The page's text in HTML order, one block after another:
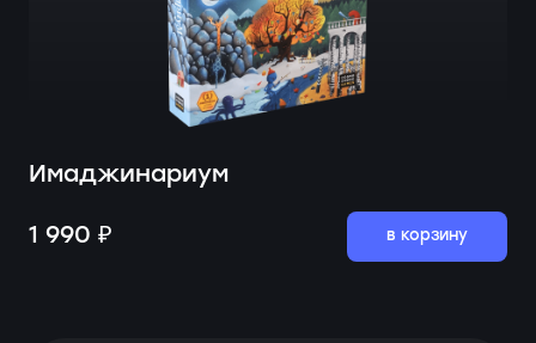
Имаджинариум
1 990 ₽
в корзину